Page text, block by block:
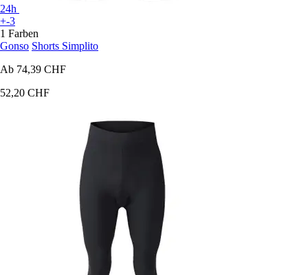
24h
+-3
1 Farben
Gonso Shorts Simplito
Ab 74,39 CHF
52,20 CHF